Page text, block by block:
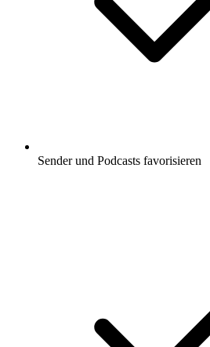
Sender und Podcasts favorisieren